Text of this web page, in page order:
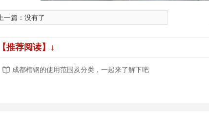
上一篇：没有了
【推荐阅读】↓
成都槽钢的使用范围及分类，一起来了解下吧